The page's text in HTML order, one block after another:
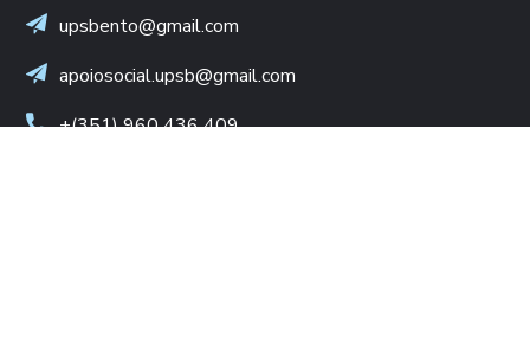
upsbento@gmail.com
apoiosocial.upsb@gmail.com
+(351) 960 436 409